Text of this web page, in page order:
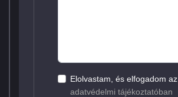
Elolvastam, és elfogadom az
adatvédelmi tájékoztatóban